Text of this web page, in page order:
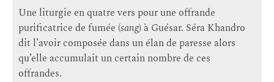
Une liturgie en quatre vers pour une offrande
purificatrice de fumée (sang) à Guésar. Séra Khandro
dit l’avoir composée dans un élan de paresse alors
qu’elle accumulait un certain nombre de ces
offrandes.